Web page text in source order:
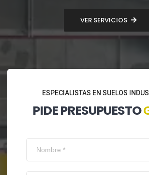
VER SERVICIOS
ESPECIALISTAS EN SUELOS
PIDE PRESUPUESTO